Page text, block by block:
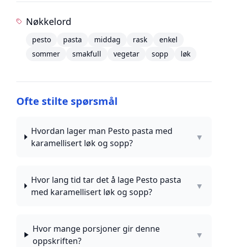
Nøkkelord
pesto pasta middag rask
enkel
sommer
smakfull vegetar sopp løk
Ofte stilte spørsmål
Hvordan lager man Pesto pasta med
karamellisert løk og sopp?
▼
Hvor lang tid tar det å lage Pesto pasta
med karamellisert løk og sopp?
▼
Hvor mange porsjoner gir denne
oppskriften?
▼